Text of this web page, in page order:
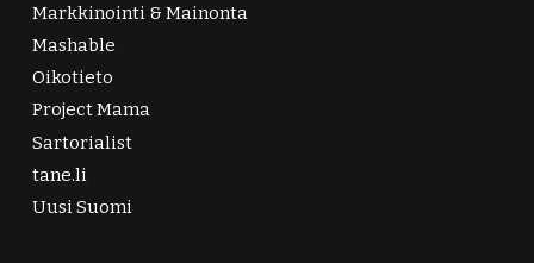
Markkinointi & Mainonta
Mashable
Oikotieto
Project Mama
Sartorialist
tane.li
Uusi Suomi